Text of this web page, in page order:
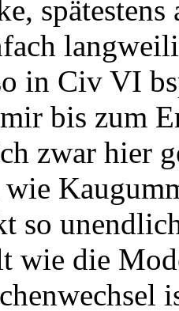
in Civ VI
bis zum
zwar hier
wie
so
wie die